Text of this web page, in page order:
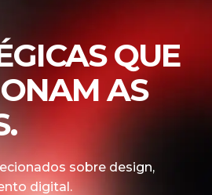
QUE
AS
sobre design,
digital.